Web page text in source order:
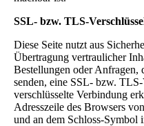
SSL- bzw. TLS-
Diese Seite nutzt aus
Übertragung vertraulicher
Bestellungen oder Anfragen,
senden, eine SSL- bzw.
verschlüsselte Verbindung
Adresszeile des Browsers
und an dem Schloss-Symbol